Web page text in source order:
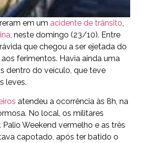
em um acidente de trânsito,
, neste domingo (23/10). Entre
que chegou a ser ejetada do
ferimentos. Havia ainda uma
dentro do veículo, que teve
leves.
atendeu a ocorrência às 8h, na
No local, os militares
Weekend vermelho e as três
capotado, após ter batido o